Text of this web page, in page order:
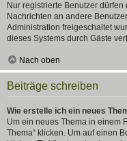
Nur registrierte Benutzer
Nachrichten an andere
Administration freigeschaltet
dieses Systems durch Gäste
Nach oben
Beiträge schreiben
Wie erstelle ich ein neues
Um ein neues Thema in einem
Thema“ klicken. Um auf einen